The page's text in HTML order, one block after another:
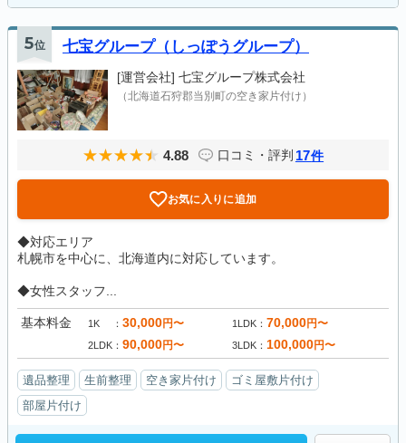
5位 七宝グループ（しっぽうグループ）
[運営会社] 七宝グループ株式会社
（北海道石狩郡当別町の空き家片付け）
4.88 口コミ・評判 17件
お気に入りに追加
◆対応エリア
札幌市を中心に、北海道内に対応しています。
◆女性スタッフ...
基本料金 1K 30,000円〜 1LDK 70,000円〜
2LDK 90,000円〜 3LDK 100,000円〜
遺品整理 生前整理 空き家片付け
ゴミ屋敷片付け
部屋片付け